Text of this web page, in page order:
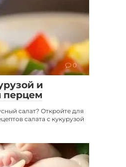
0
и
перцем
салат? Откройте для
салата с кукурузой